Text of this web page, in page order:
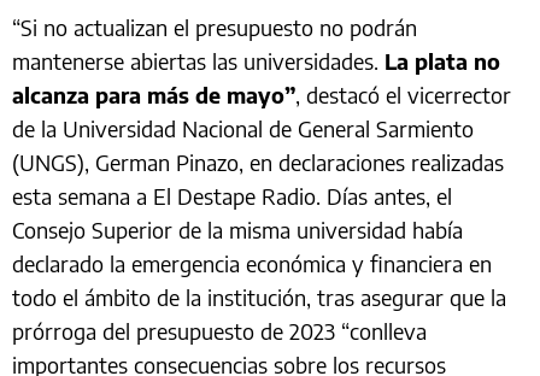
“Si no actualizan el presupuesto no podrán
mantenerse abiertas las universidades. La plata no
alcanza para más de mayo”, destacó el vicerrector
de la Universidad Nacional de General Sarmiento
(UNGS), German Pinazo, en declaraciones realizadas
esta semana a El Destape Radio. Días antes, el
Consejo Superior de la misma universidad había
declarado la emergencia económica y financiera en
todo el ámbito de la institución, tras asegurar que la
prórroga del presupuesto de 2023 “conlleva
importantes consecuencias sobre los recursos